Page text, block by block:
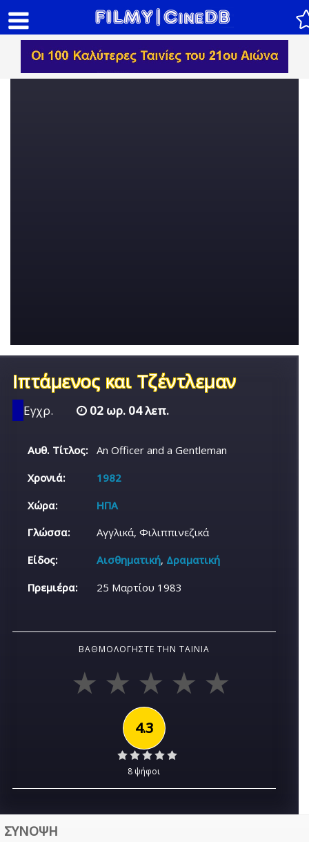
Ιπτάμενος και Τζέντλεμαν
Εγχρ. 02 ωρ. 04 λεπ.
Αυθ. Τίτλος:
An Officer and a Gentleman
Χρονιά:
1982
Χώρα:
ΗΠΑ
Γλώσσα:
Αγγλικά, Φιλιππινεζικά
Είδος:
Αισθηματική, Δραματική
Πρεμιέρα:
25 Μαρτίου 1983
ΒΑΘΜΟΛΟΓΉΣΤΕ ΤΗΝ ΤΑΙΝΊΑ
4.3
8 ψήφοι
ΣΥΝΟΨΗ